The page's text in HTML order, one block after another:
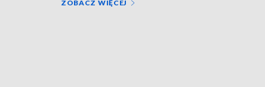
ZOBACZ WIĘCEJ